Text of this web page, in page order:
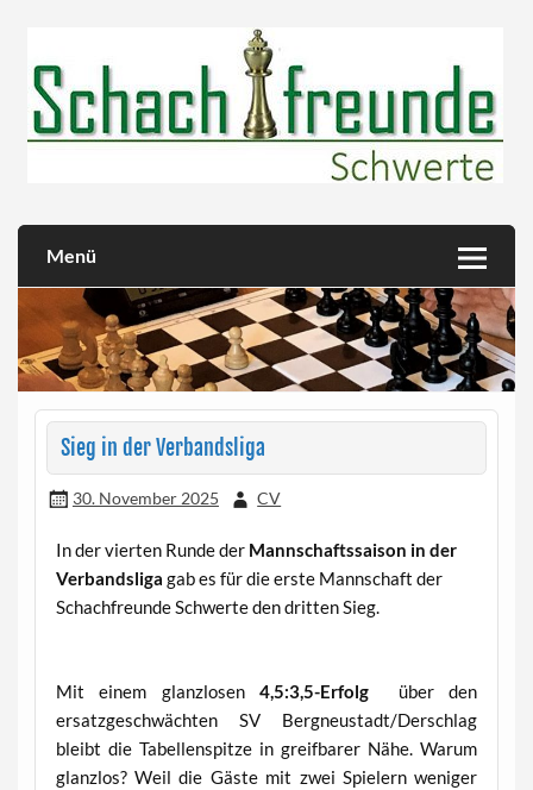
Menü
Sieg in der Verbandsliga
30. November 2025 CV
In der vierten Runde der Mannschaftssaison in der
Verbandsliga gab es für die erste Mannschaft der
Schachfreunde Schwerte den dritten Sieg.
Mit einem glanzlosen 4,5:3,5-Erfolg über den
ersatzgeschwächten SV Bergneustadt/Derschlag
bleibt die Tabellenspitze in greifbarer Nähe. Warum
glanzlos? Weil die Gäste mit zwei Spielern weniger